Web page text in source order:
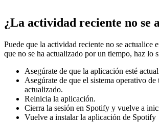
¿La actividad reciente no se
Puede que la actividad reciente no se actualice
que no se ha actualizado por un tiempo, haz lo
Asegúrate de que la aplicación esté
Asegúrate de que el sistema operativo
actualizado.
Reinicia la aplicación.
Cierra la sesión en Spotify y vuelve a
Vuelve a instalar la aplicación de Spotify